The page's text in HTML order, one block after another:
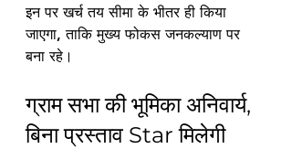
इन पर खर्च तय सीमा के भीतर ही किया
जाएगा, ताकि मुख्य फोकस जनकल्याण पर
बना रहे।
ग्राम सभा की भूमिका अनिवार्य,
बिना प्रस्ताव Star मिलेगी